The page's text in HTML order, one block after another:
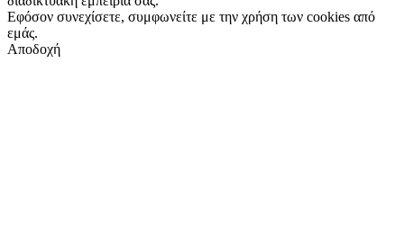
Εφόσον συνεχίσετε, συμφωνείτε με την χρήση των cookies από
εμάς.
Αποδοχή